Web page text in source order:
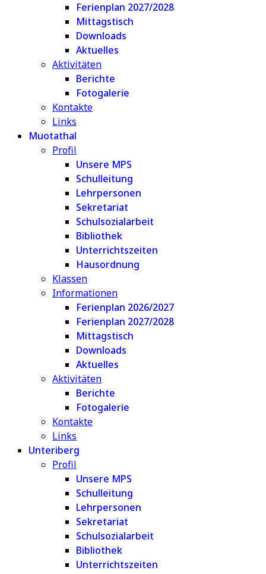
Ferienplan 2027/2028
Mittagstisch
Downloads
Aktuelles
Aktivitäten
Berichte
Fotogalerie
Kontakte
Links
Muotathal
Profil
Unsere MPS
Schulleitung
Lehrpersonen
Sekretariat
Schulsozialarbeit
Bibliothek
Unterrichtszeiten
Hausordnung
Klassen
Informationen
Ferienplan 2026/2027
Ferienplan 2027/2028
Mittagstisch
Downloads
Aktuelles
Aktivitäten
Berichte
Fotogalerie
Kontakte
Links
Unteriberg
Profil
Unsere MPS
Schulleitung
Lehrpersonen
Sekretariat
Schulsozialarbeit
Bibliothek
Unterrichtszeiten